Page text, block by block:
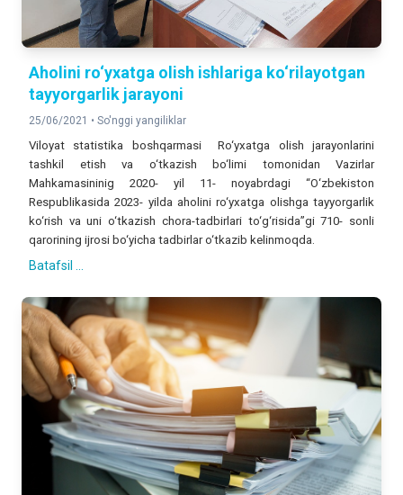
Aholini ro‘yxatga olish ishlariga ko‘rilayotgan
tayyorgarlik jarayoni
25/06/2021 • So'nggi yangiliklar
Viloyat statistika boshqarmasi Ro‘yxatga olish jarayonlarini
tashkil etish va o‘tkazish bo‘limi tomonidan Vazirlar
Mahkamasininig 2020- yil 11- noyabrdagi “O‘zbekiston
Respublikasida 2023- yilda aholini ro‘yxatga olishga tayyorgarlik
ko‘rish va uni o‘tkazish chora-tadbirlari to‘g‘risida”gi 710- sonli
qarorining ijrosi bo‘yicha tadbirlar o‘tkazib kelinmoqda.
Batafsil ...